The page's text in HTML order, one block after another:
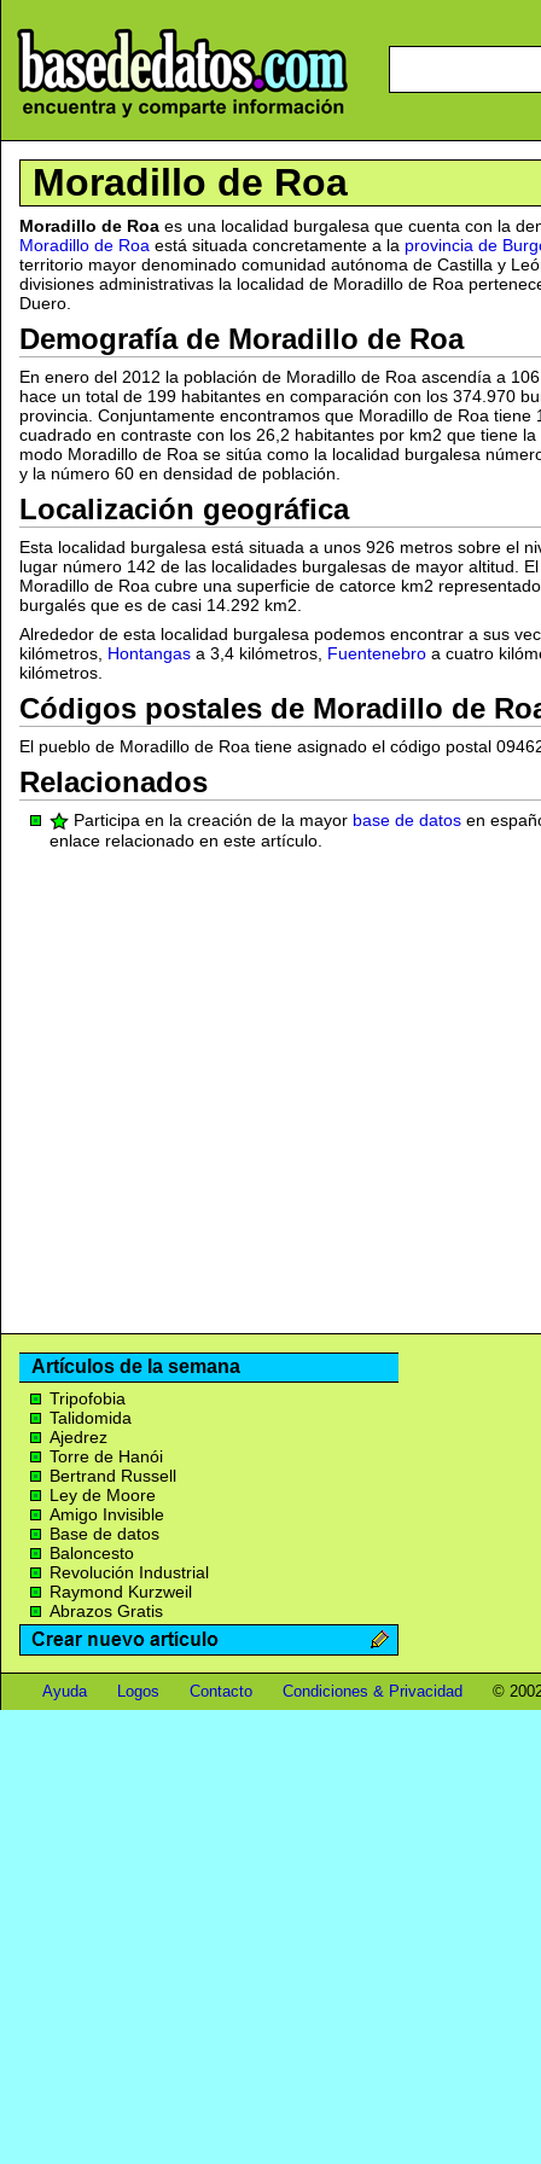
Moradillo de Roa
Moradillo de Roa es una localidad burgalesa que cuenta con la
Moradillo de Roa está situada concretamente a la provincia de
territorio mayor denominado comunidad autónoma de Castilla y
divisiones administrativas la localidad de Moradillo de Roa
Duero.
Demografía de Moradillo de Roa
En enero del 2012 la población de Moradillo de Roa ascendía a
hace un total de 199 habitantes en comparación con los 374.970
provincia. Conjuntamente encontramos que Moradillo de Roa tiene
cuadrado en contraste con los 26,2 habitantes por km2 que tiene
modo Moradillo de Roa se sitúa como la localidad burgalesa
y la número 60 en densidad de población.
Localización geográfica
Esta localidad burgalesa está situada a unos 926 metros sobre el
lugar número 142 de las localidades burgalesas de mayor altitud.
Moradillo de Roa cubre una superficie de catorce km2
burgalés que es de casi 14.292 km2.
Alrededor de esta localidad burgalesa podemos encontrar a sus
kilómetros, Hontangas a 3,4 kilómetros, Fuentenebro a cuatro
kilómetros.
Códigos postales de Moradillo de
El pueblo de Moradillo de Roa tiene asignado el código postal
Relacionados
Participa en la creación de la mayor base de datos en
enlace relacionado en este artículo.
Artículos de la semana
Tripofobia
Talidomida
Ajedrez
Torre de Hanói
Bertrand Russell
Ley de Moore
Amigo Invisible
Base de datos
Baloncesto
Revolución Industrial
Raymond Kurzweil
Abrazos Gratis
Ayuda Logos Contacto Condiciones & Privacidad ©